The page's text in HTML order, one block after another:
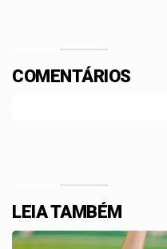
COMENTÁRIOS
LEIA TAMBÉM